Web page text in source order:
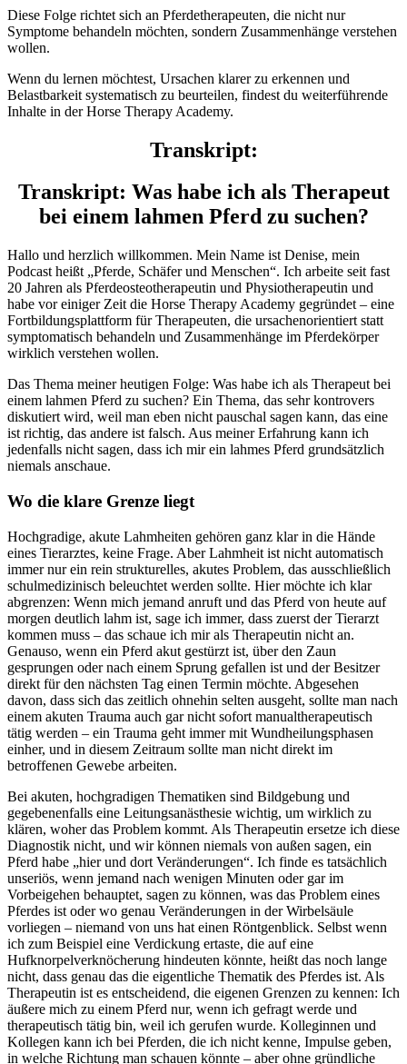
Diese Folge richtet sich an Pferdetherapeuten, die nicht nur
Symptome behandeln möchten, sondern Zusammenhänge verstehen
wollen.
Wenn du lernen möchtest, Ursachen klarer zu erkennen und
Belastbarkeit systematisch zu beurteilen, findest du weiterführende
Inhalte in der Horse Therapy Academy.
Transkript:
Transkript: Was habe ich als Therapeut
bei einem lahmen Pferd zu suchen?
Hallo und herzlich willkommen. Mein Name ist Denise, mein
Podcast heißt „Pferde, Schäfer und Menschen“. Ich arbeite seit fast
20 Jahren als Pferdeosteotherapeutin und Physiotherapeutin und
habe vor einiger Zeit die Horse Therapy Academy gegründet – eine
Fortbildungsplattform für Therapeuten, die ursachenorientiert statt
symptomatisch behandeln und Zusammenhänge im Pferdekörper
wirklich verstehen wollen.
Das Thema meiner heutigen Folge: Was habe ich als Therapeut bei
einem lahmen Pferd zu suchen? Ein Thema, das sehr kontrovers
diskutiert wird, weil man eben nicht pauschal sagen kann, das eine
ist richtig, das andere ist falsch. Aus meiner Erfahrung kann ich
jedenfalls nicht sagen, dass ich mir ein lahmes Pferd grundsätzlich
niemals anschaue.
Wo die klare Grenze liegt
Hochgradige, akute Lahmheiten gehören ganz klar in die Hände
eines Tierarztes, keine Frage. Aber Lahmheit ist nicht automatisch
immer nur ein rein strukturelles, akutes Problem, das ausschließlich
schulmedizinisch beleuchtet werden sollte. Hier möchte ich klar
abgrenzen: Wenn mich jemand anruft und das Pferd von heute auf
morgen deutlich lahm ist, sage ich immer, dass zuerst der Tierarzt
kommen muss – das schaue ich mir als Therapeutin nicht an.
Genauso, wenn ein Pferd akut gestürzt ist, über den Zaun
gesprungen oder nach einem Sprung gefallen ist und der Besitzer
direkt für den nächsten Tag einen Termin möchte. Abgesehen
davon, dass sich das zeitlich ohnehin selten ausgeht, sollte man nach
einem akuten Trauma auch gar nicht sofort manualtherapeutisch
tätig werden – ein Trauma geht immer mit Wundheilungsphasen
einher, und in diesem Zeitraum sollte man nicht direkt im
betroffenen Gewebe arbeiten.
Bei akuten, hochgradigen Thematiken sind Bildgebung und
gegebenenfalls eine Leitungsanästhesie wichtig, um wirklich zu
klären, woher das Problem kommt. Als Therapeutin ersetze ich diese
Diagnostik nicht, und wir können niemals von außen sagen, ein
Pferd habe „hier und dort Veränderungen“. Ich finde es tatsächlich
unseriös, wenn jemand nach wenigen Minuten oder gar im
Vorbeigehen behauptet, sagen zu können, was das Problem eines
Pferdes ist oder wo genau Veränderungen in der Wirbelsäule
vorliegen – niemand von uns hat einen Röntgenblick. Selbst wenn
ich zum Beispiel eine Verdickung ertaste, die auf eine
Hufknorpelverknöcherung hindeuten könnte, heißt das noch lange
nicht, dass genau das die eigentliche Thematik des Pferdes ist. Als
Therapeutin ist es entscheidend, die eigenen Grenzen zu kennen: Ich
äußere mich zu einem Pferd nur, wenn ich gefragt werde und
therapeutisch tätig bin, weil ich gerufen wurde. Kolleginnen und
Kollegen kann ich bei Pferden, die ich nicht kenne, Impulse geben,
in welche Richtung man schauen könnte – aber ohne gründliche